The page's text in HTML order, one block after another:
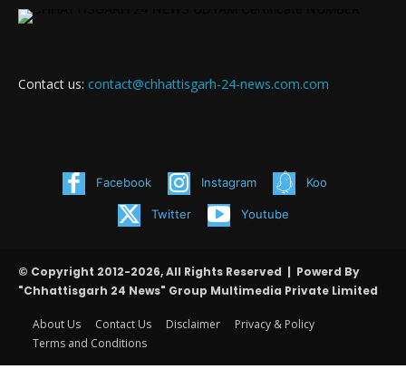
Contact us: contact@chhattisgarh-24-news.com.com
Facebook Instagram Koo
Twitter Youtube
© Copyright 2012-2026, All Rights Reserved | Powerd By
"Chhattisgarh 24 News" Group Multimedia Private Limited
About Us Contact Us Disclaimer
Privacy & Policy
Terms and Conditions